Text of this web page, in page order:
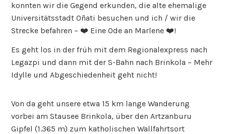
konnten wir die Gegend erkunden, die alte ehemalige
Universitätsstadt Oñati besuchen und ich / wir die
Strecke befahren – ❤️ Eine Ode an Marlene ❤️!
Es geht los in der früh mit dem Regionalexpress nach
Legazpi und dann mit der S-Bahn nach Brinkola – Mehr
Idylle und Abgeschiedenheit geht nicht!
Von da geht unsere etwa 15 km lange Wanderung
vorbei am Stausee Brinkola, über den Artzanburu
Gipfel (1.365 m) zum katholischen Wallfahrtsort